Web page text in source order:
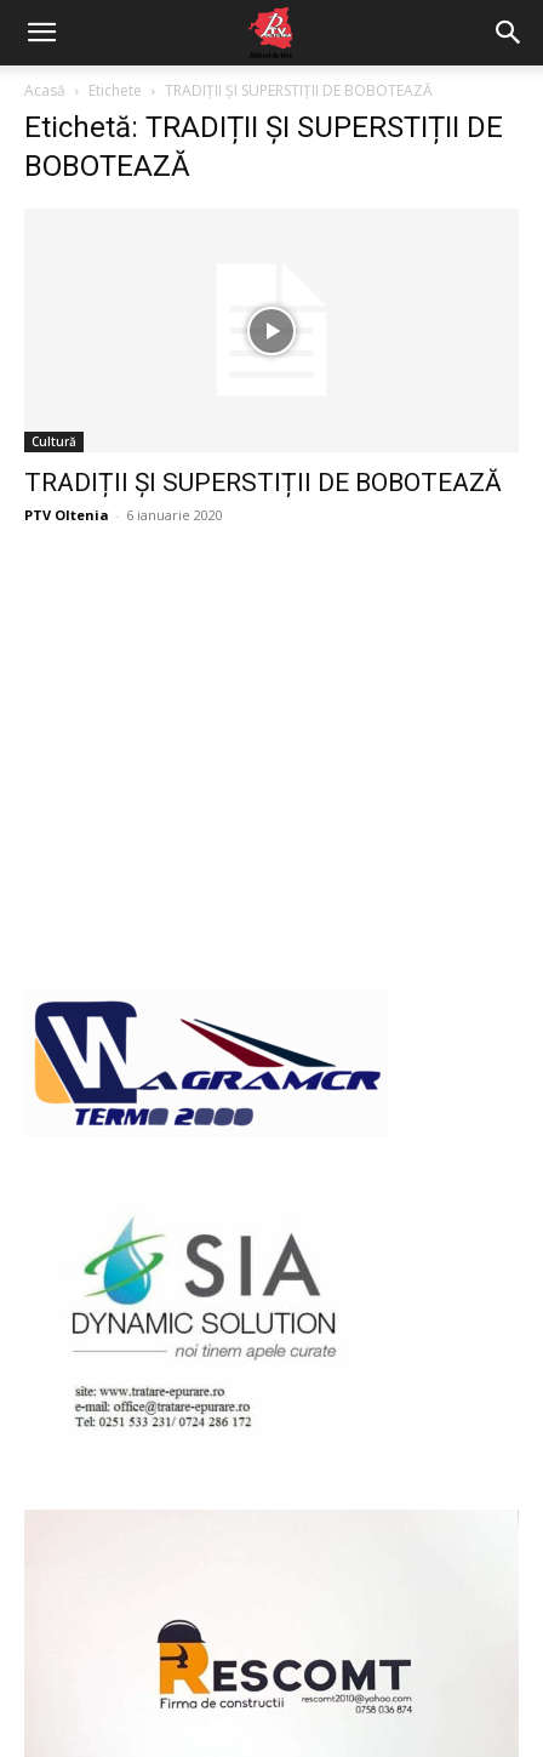
Acasă Etichete TRADIȚII ȘI SUPERSTIȚII DE BOBOTEAZĂ
Etichetă: TRADIȚII ȘI SUPERSTIȚII DE
BOBOTEAZĂ
Cultură
TRADIȚII ȘI SUPERSTIȚII DE BOBOTEAZĂ
PTV Oltenia - 6 ianuarie 2020